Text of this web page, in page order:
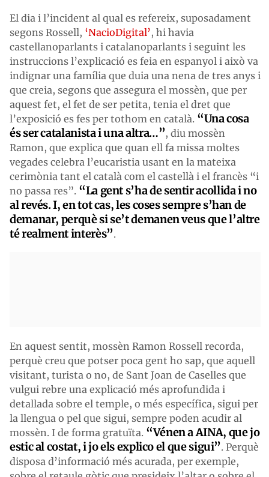
El dia i l’incident al qual es refereix, suposadament
segons Rossell, ‘NacioDigital’, hi havia
castellanoparlants i catalanoparlants i seguint les
instruccions l’explicació es feia en espanyol i això va
indignar una família que duia una nena de tres anys i
que creia, segons que assegura el mossèn, que per
aquest fet, el fet de ser petita, tenia el dret que
l’exposició es fes per tothom en català. “Una cosa
és ser catalanista i una altra…”, diu mossèn
Ramon, que explica que quan ell fa missa moltes
vegades celebra l’eucaristia usant en la mateixa
cerimònia tant el català com el castellà i el francès “i
no passa res”. “La gent s’ha de sentir acollida i no
al revés. I, en tot cas, les coses sempre s’han de
demanar, perquè si se’t demanen veus que l’altre
té realment interès”.
En aquest sentit, mossèn Ramon Rossell recorda,
perquè creu que potser poca gent ho sap, que aquell
visitant, turista o no, de Sant Joan de Caselles que
vulgui rebre una explicació més aprofundida i
detallada sobre el temple, o més específica, sigui per
la llengua o pel que sigui, sempre poden acudir al
mossèn. I de forma gratuïta. “Vénen a AINA, que jo
estic al costat, i jo els explico el que sigui”. Perquè
disposa d’informació més acurada, per exemple,